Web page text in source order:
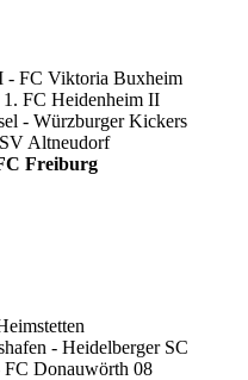
- FC Viktoria Buxheim
FC Heidenheim II
- Würzburger Kickers
Altneudorf
Freiburg
- Heidelberger SC
Donauwörth 08